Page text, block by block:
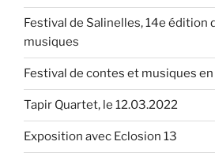
Festival de Salinelles, 14e édition
musiques
Festival de contes et musiques
Tapir Quartet, le 12.03.2022
Exposition avec Eclosion 13